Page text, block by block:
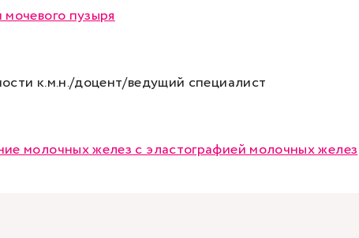
пузыря
к.м.н./доцент/ведущий специалист
молочных желез с эластографией молочных желез